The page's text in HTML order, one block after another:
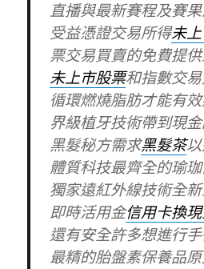
直播與最新賽程及賽
受益憑證交易所得未
票交易買賣的免費提
未上市股票和指數交
循環燃燒脂肪才能有
界級植牙技術帶到現
黑髮秘方需求黑髮茶
體質科技最齊全的瑜
獨家遠紅外線技術全
即時活用金信用卡換
還有安全許多想進行
最精的胎盤素保養品